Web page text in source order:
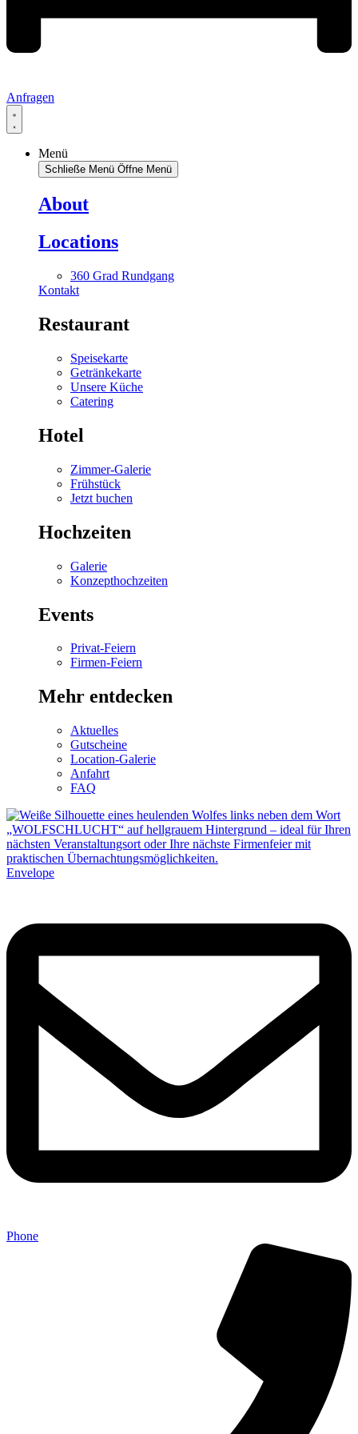
Anfragen
Menü
Schließe Menü Öffne Menü
About
Locations
360 Grad Rundgang
Kontakt
Restaurant
Speisekarte
Getränkekarte
Unsere Küche
Catering
Hotel
Zimmer-Galerie
Frühstück
Jetzt buchen
Hochzeiten
Galerie
Konzepthochzeiten
Events
Privat-Feiern
Firmen-Feiern
Mehr entdecken
Aktuelles
Gutscheine
Location-Galerie
Anfahrt
FAQ
Envelope
Phone